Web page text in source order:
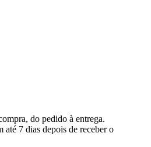
do pedido à entrega.
até 7 dias depois de receber o